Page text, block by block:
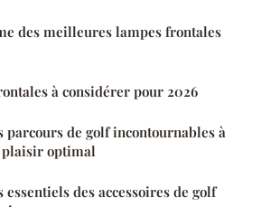
des meilleures lampes frontales
à considérer pour 2026
parcours de golf incontournables à
plaisir optimal
essentiels des accessoires de golf